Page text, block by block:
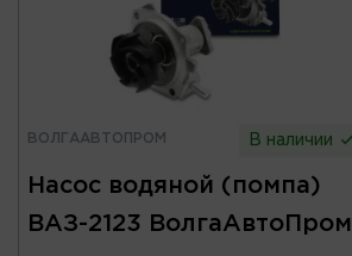
ВОЛГААВТОПРОМ В наличии
Насос водяной (помпа)
ВАЗ-2123 ВолгаАвтоПром